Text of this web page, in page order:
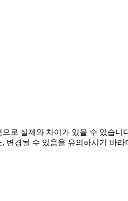
로 실제와 차이가 있을 수 있습니
경될 수 있음을 유의하시기 바